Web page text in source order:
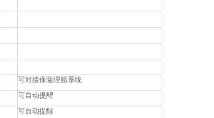
可对接保险理赔系统
可自动提醒
可自动提醒